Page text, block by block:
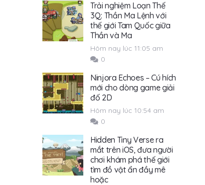
Trải nghiệm Loạn Thế
3Q: Thần Ma Lệnh với
thế giới Tam Quốc giữa
Thần và Ma
Hôm nay lúc 11:05 am
0
Ninjora Echoes – Cú hích
mới cho dòng game giải
đố 2D
Hôm nay lúc 10:54 am
0
Hidden Tiny Verse ra
mắt trên iOS, đưa người
chơi khám phá thế giới
tìm đồ vật ẩn đầy mê
hoặc